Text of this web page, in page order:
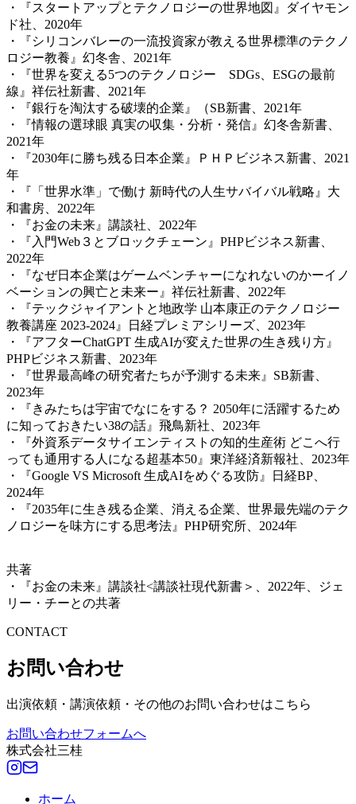
・『スタートアップとテクノロジーの世界地図』ダイヤモン
ド社、2020年
・『シリコンバレーの一流投資家が教える世界標準のテクノ
ロジー教養』幻冬舎、2021年
・『世界を変える5つのテクノロジー SDGs、ESGの最前
線』祥伝社新書、2021年
・『銀行を淘汰する破壊的企業』（SB新書、2021年
・『情報の選球眼 真実の収集・分析・発信』幻冬舎新書、
2021年
・『2030年に勝ち残る日本企業』ＰＨＰビジネス新書、2021
年
・『「世界水準」で働け 新時代の人生サバイバル戦略』大
和書房、2022年
・『お金の未来』講談社、2022年
・『入門Web３とブロックチェーン』PHPビジネス新書、
2022年
・『なぜ日本企業はゲームベンチャーになれないのかーイノ
ベーションの興亡と未来ー』祥伝社新書、2022年
・『テックジャイアントと地政学 山本康正のテクノロジー
教養講座 2023-2024』日経プレミアシリーズ、2023年
・『アフターChatGPT 生成AIが変えた世界の生き残り方』
PHPビジネス新書、2023年
・『世界最高峰の研究者たちが予測する未来』SB新書、
2023年
・『きみたちは宇宙でなにをする？ 2050年に活躍するため
に知っておきたい38の話』飛鳥新社、2023年
・『外資系データサイエンティストの知的生産術 どこへ行
っても通用する人になる超基本50』東洋経済新報社、2023年
・『Google VS Microsoft 生成AIをめぐる攻防』日経BP、
2024年
・『2035年に生き残る企業、消える企業、世界最先端のテク
ノロジーを味方にする思考法』PHP研究所、2024年
共著
・『お金の未来』講談社<講談社現代新書＞、2022年、ジェ
リー・チーとの共著
CONTACT
お問い合わせ
出演依頼・講演依頼・その他のお問い合わせはこちら
お問い合わせフォームへ
株式会社三桂
ホーム